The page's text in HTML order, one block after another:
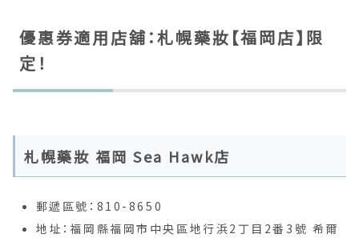
優惠券適用店舖：札幌藥妝【福岡店】限
定！
札幌藥妝 福岡 Sea Hawk店
郵遞區號：810-8650
地址：福岡縣福岡市中央區地行浜2丁目2番3號 希爾